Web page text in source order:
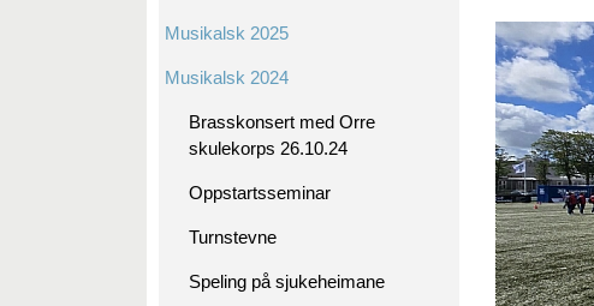
Musikalsk 2025
Musikalsk 2024
Brasskonsert med Orre
skulekorps 26.10.24
Oppstartsseminar
Turnstevne
Speling på sjukeheimane